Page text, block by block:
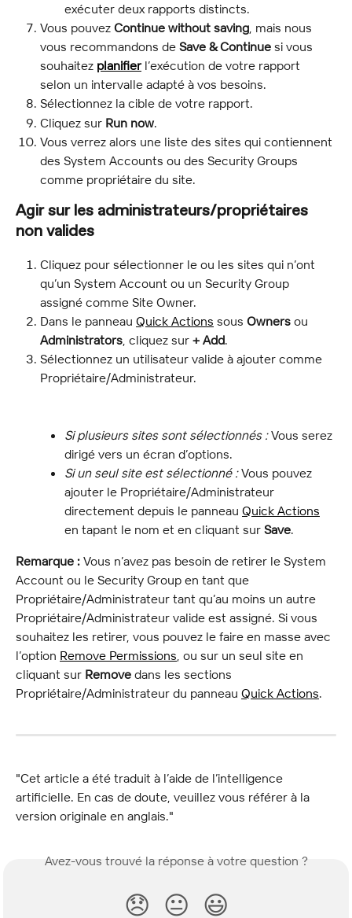
exécuter deux rapports distincts.
Vous pouvez Continue without saving, mais nous
vous recommandons de Save & Continue si vous
souhaitez planifier l’exécution de votre rapport
selon un intervalle adapté à vos besoins.
Sélectionnez la cible de votre rapport.
Cliquez sur Run now.
Vous verrez alors une liste des sites qui contiennent
des System Accounts ou des Security Groups
comme propriétaire du site.
Agir sur les administrateurs/propriétaires
non valides
Cliquez pour sélectionner le ou les sites qui n’ont
qu’un System Account ou un Security Group
assigné comme Site Owner.
Dans le panneau Quick Actions sous Owners ou
Administrators, cliquez sur + Add.
Sélectionnez un utilisateur valide à ajouter comme
Propriétaire/Administrateur.
Si plusieurs sites sont sélectionnés : Vous serez
dirigé vers un écran d’options.
Si un seul site est sélectionné : Vous pouvez
ajouter le Propriétaire/Administrateur
directement depuis le panneau Quick Actions
en tapant le nom et en cliquant sur Save.
Remarque : Vous n’avez pas besoin de retirer le System
Account ou le Security Group en tant que
Propriétaire/Administrateur tant qu’au moins un autre
Propriétaire/Administrateur valide est assigné. Si vous
souhaitez les retirer, vous pouvez le faire en masse avec
l’option Remove Permissions , ou sur un seul site en
cliquant sur Remove dans les sections
Propriétaire/Administrateur du panneau Quick Actions.
"Cet article a été traduit à l’aide de l’intelligence
artificielle. En cas de doute, veuillez vous référer à la
version originale en anglais."
Avez-vous trouvé la réponse à votre question ?
😞 😐 😃